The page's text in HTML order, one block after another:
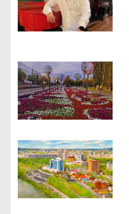
г
а
ц
и
я
п
о